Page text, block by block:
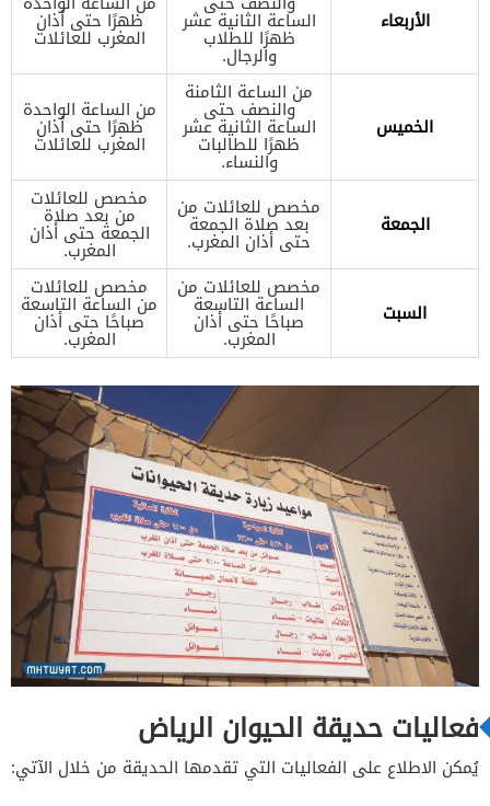
الأربعاء الساعة الثانية عشر
ظهرًا للطلاب
والرجال.
ظهرًا حتى أذان
المغرب للعائلات
الخميس
من الساعة الثامنة
والنصف حتى
الساعة الثانية عشر
ظهرًا للطالبات
والنساء.
من الساعة الواحدة
ظهرًا حتى أذان
المغرب للعائلات
الجمعة
مخصص للعائلات من
بعد صلاة الجمعة
حتى أذان المغرب.
مخصص للعائلات
من بعد صلاة
الجمعة حتى أذان
المغرب.
السبت
مخصص للعائلات من
الساعة التاسعة
صباحًا حتى أذان
المغرب.
مخصص للعائلات
من الساعة التاسعة
صباحًا حتى أذان
المغرب.
فعاليات حديقة الحيوان الرياض
يُمكن الاطلاع على الفعاليات التي تقدمها الحديقة من خلال الآتي: